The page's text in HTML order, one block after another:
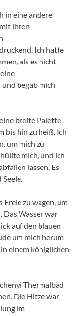
in eine andere
ihren
Ich hatte
als es nicht
begab mich
breite Palette
bis hin zu heiß. Ich
um mich zu
mich, und ich
lassen. Es
Freie zu wagen, um
Das Wasser war
auf den blauen
um mich herum
einem königlichen
Thermalbad
Die Hitze war
im